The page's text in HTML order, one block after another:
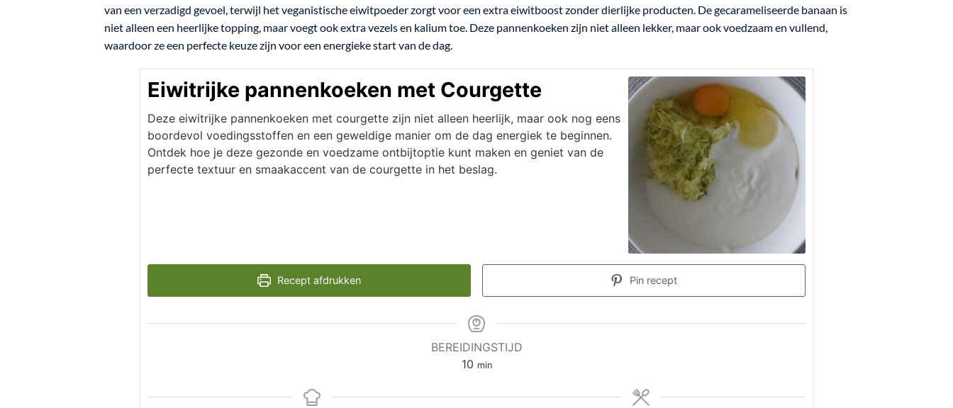
van een verzadigd gevoel, terwijl het veganistische eiwitpoeder zorgt voor een extra eiwitboost zonder dierlijke producten. De gecarameliseerde banaan is
niet alleen een heerlijke topping, maar voegt ook extra vezels en kalium toe. Deze pannenkoeken zijn niet alleen lekker, maar ook voedzaam en vullend,
waardoor ze een perfecte keuze zijn voor een energieke start van de dag.
Eiwitrijke pannenkoeken met Courgette
Deze eiwitrijke pannenkoeken met courgette zijn niet alleen heerlijk, maar ook nog eens
boordevol voedingsstoffen en een geweldige manier om de dag energiek te beginnen.
Ontdek hoe je deze gezonde en voedzame ontbijtoptie kunt maken en geniet van de
perfecte textuur en smaakaccent van de courgette in het beslag.
Recept afdrukken Pin recept
BEREIDINGSTIJD
10minuten
min